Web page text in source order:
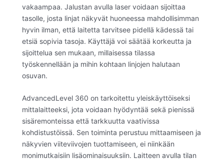
vakaampaa. Jalustan avulla laser voidaan sijoittaa
tasolle, josta linjat näkyvät huoneessa mahdollisimman
hyvin ilman, että laitetta tarvitsee pidellä kädessä tai
etsiä sopivia tasoja. Käyttäjä voi säätää korkeutta ja
sijoittelua sen mukaan, millaisessa tilassa
työskennellään ja mihin kohtaan linjojen halutaan
osuvan.
AdvancedLevel 360 on tarkoitettu yleiskäyttöiseksi
mittalaitteeksi, jota voidaan hyödyntää sekä pienissä
sisäremonteissa että tarkkuutta vaativissa
kohdistustöissä. Sen toiminta perustuu mittaamiseen ja
näkyvien viiteviivojen tuottamiseen, ei niinkään
monimutkaisiin lisäominaisuuksiin. Laitteen avulla tilan